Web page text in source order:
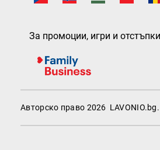
За промоции, игри и
Авторско право 2026 LAVONIO.bg